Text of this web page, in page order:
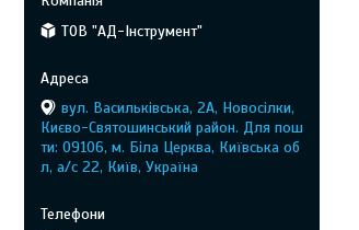
ТОВ "АД-Інструмент"
вул. Васильківська, 2А, Новосілки,
Києво-Святошинський район. Для пош
ти: 09106, м. Біла Церква, Київська об
л, а/с 22, Київ, Україна